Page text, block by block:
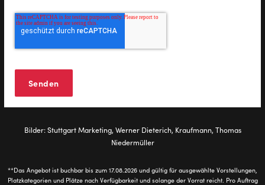
Bilder: Stuttgart Marketing, Werner Dieterich, Kraufmann, Thomas
Niedermüller
**Das Angebot ist buchbar bis zum 17.08.2026 und gültig für ausgewählte Vorstellungen,
Platzkategorien und Plätze nach Verfügbarkeit und solange der Vorrat reicht. Pro Auftrag